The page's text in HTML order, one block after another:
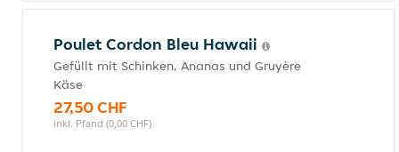
Poulet Cordon Bleu Hawaii
Gefüllt mit Schinken, Ananas und Gruyère
Käse
27,50 CHF
inkl. Pfand (0,00 CHF)